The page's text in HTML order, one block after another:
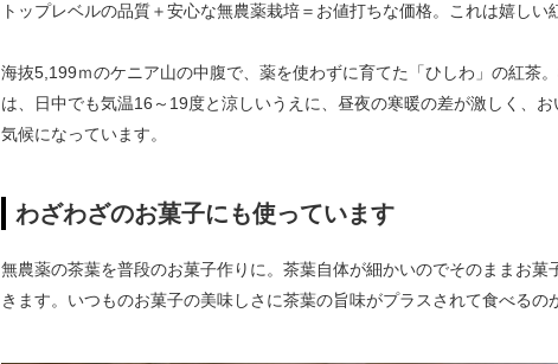
トップレベルの品質＋安心な無農薬栽培＝お値打ちな価格。これは嬉しい
海抜5,199ｍのケニア山の中腹で、薬を使わずに育てた「ひしわ」の紅茶
は、日中でも気温16～19度と涼しいうえに、昼夜の寒暖の差が激しく、
気候になっています。
わざわざのお菓子にも使っています
無農薬の茶葉を普段のお菓子作りに。茶葉自体が細かいのでそのままお菓
きます。いつものお菓子の美味しさに茶葉の旨味がプラスされて食べるの